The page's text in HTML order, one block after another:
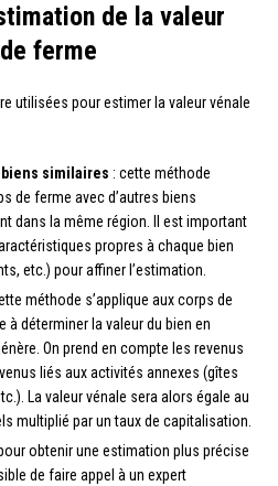
de la valeur
ferme
utilisées pour estimer la valeur vénale
biens similaires : cette méthode
de ferme avec d’autres biens
dans la même région. Il est important
propres à chaque bien
etc.) pour affiner l’estimation.
méthode s’applique aux corps de
déterminer la valeur du bien en
On prend en compte les revenus
liés aux activités annexes (gîtes
La valeur vénale sera alors égale au
multiplié par un taux de capitalisation.
obtenir une estimation plus précise
de faire appel à un expert